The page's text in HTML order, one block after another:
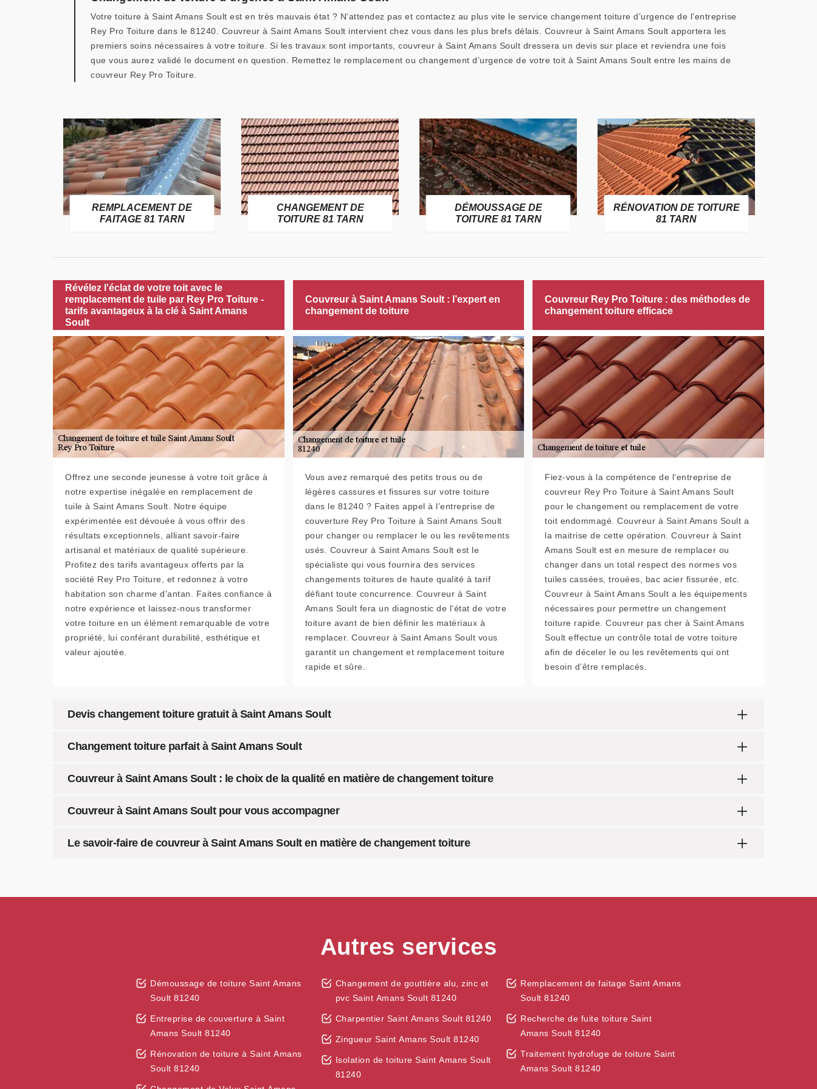
Votre toiture à Saint Amans Soult est en très mauvais état ? N’attendez pas et contactez au plus vite le service changement toiture d’urgence de l’entreprise
Rey Pro Toiture dans le 81240. Couvreur à Saint Amans Soult intervient chez vous dans les plus brefs délais. Couvreur à Saint Amans Soult apportera les
premiers soins nécessaires à votre toiture. Si les travaux sont importants, couvreur à Saint Amans Soult dressera un devis sur place et reviendra une fois
que vous aurez validé le document en question. Remettez le remplacement ou changement d’urgence de votre toit à Saint Amans Soult entre les mains de
couvreur Rey Pro Toiture.
REMPLACEMENT DE
FAITAGE 81 TARN
CHANGEMENT DE
TOITURE 81 TARN
DÉMOUSSAGE DE
TOITURE 81 TARN
RÉNOVATION DE TOITURE
81 TARN
Révélez l'éclat de votre toit avec le
remplacement de tuile par Rey Pro Toiture -
tarifs avantageux à la clé à Saint Amans
Soult
Offrez une seconde jeunesse à votre toit grâce à
notre expertise inégalée en remplacement de
tuile à Saint Amans Soult. Notre équipe
expérimentée est dévouée à vous offrir des
résultats exceptionnels, alliant savoir-faire
artisanal et matériaux de qualité supérieure.
Profitez des tarifs avantageux offerts par la
société Rey Pro Toiture, et redonnez à votre
habitation son charme d'antan. Faites confiance à
notre expérience et laissez-nous transformer
votre toiture en un élément remarquable de votre
propriété, lui conférant durabilité, esthétique et
valeur ajoutée.
Couvreur à Saint Amans Soult : l’expert en
changement de toiture
Vous avez remarqué des petits trous ou de
légères cassures et fissures sur votre toiture
dans le 81240 ? Faites appel à l’entreprise de
couverture Rey Pro Toiture à Saint Amans Soult
pour changer ou remplacer le ou les revêtements
usés. Couvreur à Saint Amans Soult est le
spécialiste qui vous fournira des services
changements toitures de haute qualité à tarif
défiant toute concurrence. Couvreur à Saint
Amans Soult fera un diagnostic de l’état de votre
toiture avant de bien définir les matériaux à
remplacer. Couvreur à Saint Amans Soult vous
garantit un changement et remplacement toiture
rapide et sûre.
Couvreur Rey Pro Toiture : des méthodes de
changement toiture efficace
Fiez-vous à la compétence de l’entreprise de
couvreur Rey Pro Toiture à Saint Amans Soult
pour le changement ou remplacement de votre
toit endommagé. Couvreur à Saint Amans Soult a
la maitrise de cette opération. Couvreur à Saint
Amans Soult est en mesure de remplacer ou
changer dans un total respect des normes vos
tuiles cassées, trouées, bac acier fissurée, etc.
Couvreur à Saint Amans Soult a les équipements
nécessaires pour permettre un changement
toiture rapide. Couvreur pas cher à Saint Amans
Soult effectue un contrôle total de votre toiture
afin de déceler le ou les revêtements qui ont
besoin d’être remplacés.
Devis changement toiture gratuit à Saint Amans Soult
Changement toiture parfait à Saint Amans Soult
Couvreur à Saint Amans Soult : le choix de la qualité en matière de changement toiture
Couvreur à Saint Amans Soult pour vous accompagner
Le savoir-faire de couvreur à Saint Amans Soult en matière de changement toiture
Autres services
Démoussage de toiture Saint Amans
Soult 81240
Entreprise de couverture à Saint
Amans Soult 81240
Rénovation de toiture à Saint Amans
Soult 81240
Changement de gouttière alu, zinc et
pvc Saint Amans Soult 81240
Charpentier Saint Amans Soult 81240
Zingueur Saint Amans Soult 81240
Isolation de toiture Saint Amans Soult
81240
Remplacement de faitage Saint Amans
Soult 81240
Recherche de fuite toiture Saint
Amans Soult 81240
Traitement hydrofuge de toiture Saint
Amans Soult 81240